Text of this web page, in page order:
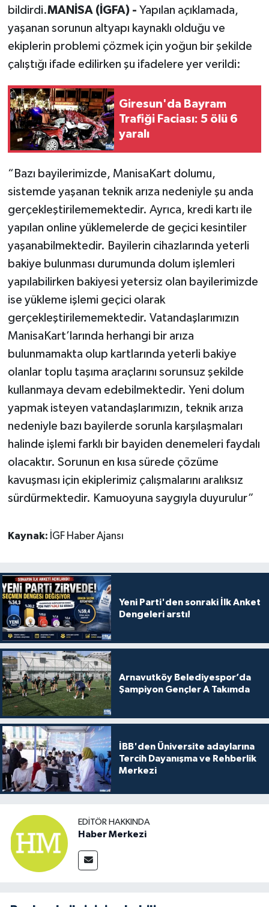
bildirdi.MANİSA (İGFA) - Yapılan açıklamada,
yaşanan sorunun altyapı kaynaklı olduğu ve
ekiplerin problemi çözmek için yoğun bir şekilde
çalıştığı ifade edilirken şu ifadelere yer verildi:
Giresun'da Bayram
Trafiği Faciası: 5 ölü 6
yaralı
“Bazı bayilerimizde, ManisaKart dolumu,
sistemde yaşanan teknik arıza nedeniyle şu anda
gerçekleştirilememektedir. Ayrıca, kredi kartı ile
yapılan online yüklemelerde de geçici kesintiler
yaşanabilmektedir. Bayilerin cihazlarında yeterli
bakiye bulunması durumunda dolum işlemleri
yapılabilirken bakiyesi yetersiz olan bayilerimizde
ise yükleme işlemi geçici olarak
gerçekleştirilememektedir. Vatandaşlarımızın
ManisaKart’larında herhangi bir arıza
bulunmamakta olup kartlarında yeterli bakiye
olanlar toplu taşıma araçlarını sorunsuz şekilde
kullanmaya devam edebilmektedir. Yeni dolum
yapmak isteyen vatandaşlarımızın, teknik arıza
nedeniyle bazı bayilerde sorunla karşılaşmaları
halinde işlemi farklı bir bayiden denemeleri faydalı
olacaktır. Sorunun en kısa sürede çözüme
kavuşması için ekiplerimiz çalışmalarını aralıksız
sürdürmektedir. Kamuoyuna saygıyla duyurulur”
Kaynak: İGF Haber Ajansı
Yeni Parti'den sonraki İlk Anket
Dengeleri arstı!
Arnavutköy Belediyespor’da
Şampiyon Gençler A Takımda
İBB'den Üniversite adaylarına
Tercih Dayanışma ve Rehberlik
Merkezi
EDITÖR HAKKINDA
Haber Merkezi